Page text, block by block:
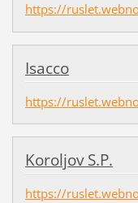
https://
Isacco
https://
Koroljov S.P.
https://